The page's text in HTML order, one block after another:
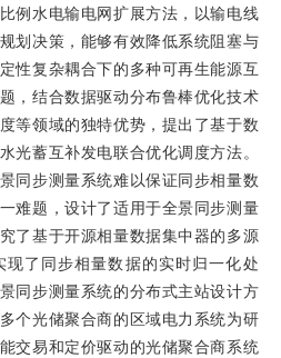
例水电输电网扩展方法，以输电线
划决策，能够有效降低系统阻塞与
性复杂耦合下的多种可再生能源互
，结合数据驱动分布鲁棒优化技术
等领域的独特优势，提出了基于数
光蓄互补发电联合优化调度方法。
同步测量系统难以保证同步相量数
难题，设计了适用于全景同步测量
了基于开源相量数据集中器的多源
了同步相量数据的实时归一化处
同步测量系统的分布式主站设计方
个光储聚合商的区域电力系统为研
交易和定价驱动的光储聚合商系统